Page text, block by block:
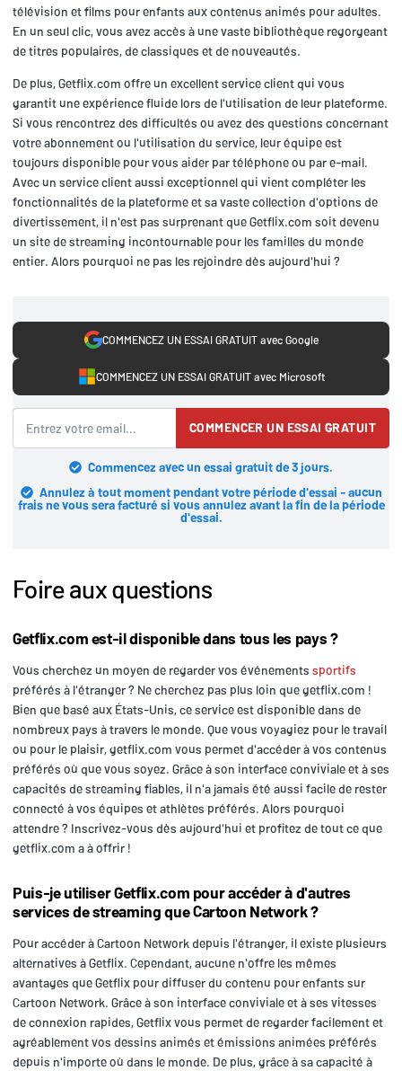
télévision et films pour enfants aux contenus animés pour adultes.
En un seul clic, vous avez accès à une vaste bibliothèque regorgeant
de titres populaires, de classiques et de nouveautés.
De plus, Getflix.com offre un excellent service client qui vous
garantit une expérience fluide lors de l'utilisation de leur plateforme.
Si vous rencontrez des difficultés ou avez des questions concernant
votre abonnement ou l'utilisation du service, leur équipe est
toujours disponible pour vous aider par téléphone ou par e-mail.
Avec un service client aussi exceptionnel qui vient compléter les
fonctionnalités de la plateforme et sa vaste collection d'options de
divertissement, il n'est pas surprenant que Getflix.com soit devenu
un site de streaming incontournable pour les familles du monde
entier. Alors pourquoi ne pas les rejoindre dès aujourd'hui ?
COMMENCEZ UN ESSAI GRATUIT avec Google
COMMENCEZ UN ESSAI GRATUIT avec Microsoft
COMMENCER UN ESSAI GRATUIT
Commencez avec un essai gratuit de 3 jours.
Annulez à tout moment pendant votre période d'essai - aucun
frais ne vous sera facturé si vous annulez avant la fin de la période
d'essai.
Foire aux questions
Getflix.com est-il disponible dans tous les pays ?
Vous cherchez un moyen de regarder vos événements sportifs
préférés à l'étranger ? Ne cherchez pas plus loin que getflix.com !
Bien que basé aux États-Unis, ce service est disponible dans de
nombreux pays à travers le monde. Que vous voyagiez pour le travail
ou pour le plaisir, getflix.com vous permet d'accéder à vos contenus
préférés où que vous soyez. Grâce à son interface conviviale et à ses
capacités de streaming fiables, il n'a jamais été aussi facile de rester
connecté à vos équipes et athlètes préférés. Alors pourquoi
attendre ? Inscrivez-vous dès aujourd'hui et profitez de tout ce que
getflix.com a à offrir !
Puis-je utiliser Getflix.com pour accéder à d'autres
services de streaming que Cartoon Network ?
Pour accéder à Cartoon Network depuis l'étranger, il existe plusieurs
alternatives à Getflix. Cependant, aucune n'offre les mêmes
avantages que Getflix pour diffuser du contenu pour enfants sur
Cartoon Network. Grâce à son interface conviviale et à ses vitesses
de connexion rapides, Getflix vous permet de regarder facilement et
agréablement vos dessins animés et émissions animées préférés
depuis n'importe où dans le monde. De plus, grâce à sa capacité à